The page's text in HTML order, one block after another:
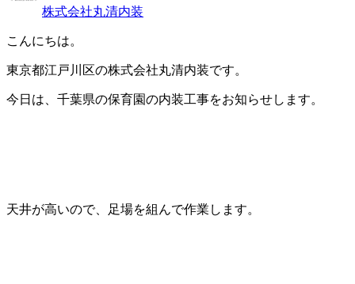
株式会社丸清内装
こんにちは。
東京都江戸川区の株式会社丸清内装です。
今日は、千葉県の保育園の内装工事をお知らせします。
天井が高いので、足場を組んで作業します。